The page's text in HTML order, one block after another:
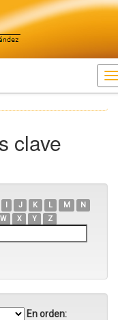
clave
I J K L M
N
W X Y Z
En orden: